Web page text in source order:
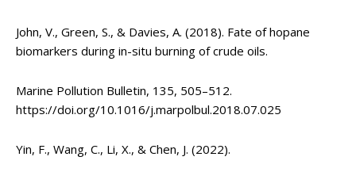
John, V., Green, S., & Davies, A. (2018). Fate of hopane
biomarkers during in-situ burning of crude oils.
Marine Pollution Bulletin, 135, 505–512.
https://doi.org/10.1016/j.marpolbul.2018.07.025
Yin, F., Wang, C., Li, X., & Chen, J. (2022).